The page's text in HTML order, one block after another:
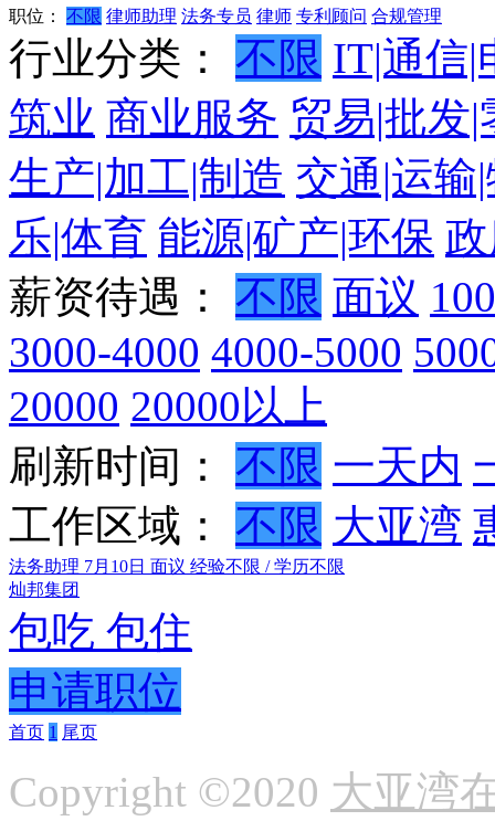
职位： 不限 律师助理 法务专员 律师 专利顾问 合规管理
行业分类： 不限 IT|通信|
筑业 商业服务 贸易|批发
生产|加工|制造 交通|运输
乐|体育 能源|矿产|环保
薪资待遇：
不限 面议
3000-4000 4000-5000
20000 20000以上
刷新时间：
不限 一天内
工作区域：
不限 大亚湾
法务助理 7月10日 面议 经验不限 / 学历不限
灿邦集团
包吃 包住
申请职位
首页 1 尾页
Copyright ©2020 大亚湾